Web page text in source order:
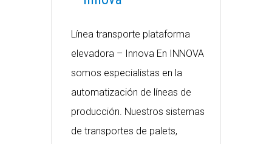
Línea transporte plataforma
elevadora – Innova En INNOVA
somos especialistas en la
automatización de líneas de
producción. Nuestros sistemas
de transportes de palets,